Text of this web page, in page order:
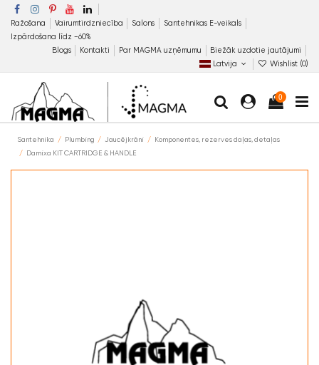
Ražošana Vairumtirdzniecība Salons
Santehnikas E-veikals
Izpārdošana līdz −60%
Blogs
Kontakti Par MAGMA uzņēmumu
Biežāk uzdotie jautājumi
Latvija
Wishlist (0)
0
Santehnika Plumbing Jaucējkrāni
Komponentes, rezerves daļas, detaļas
Damixa KIT CARTRIDGE & HANDLE